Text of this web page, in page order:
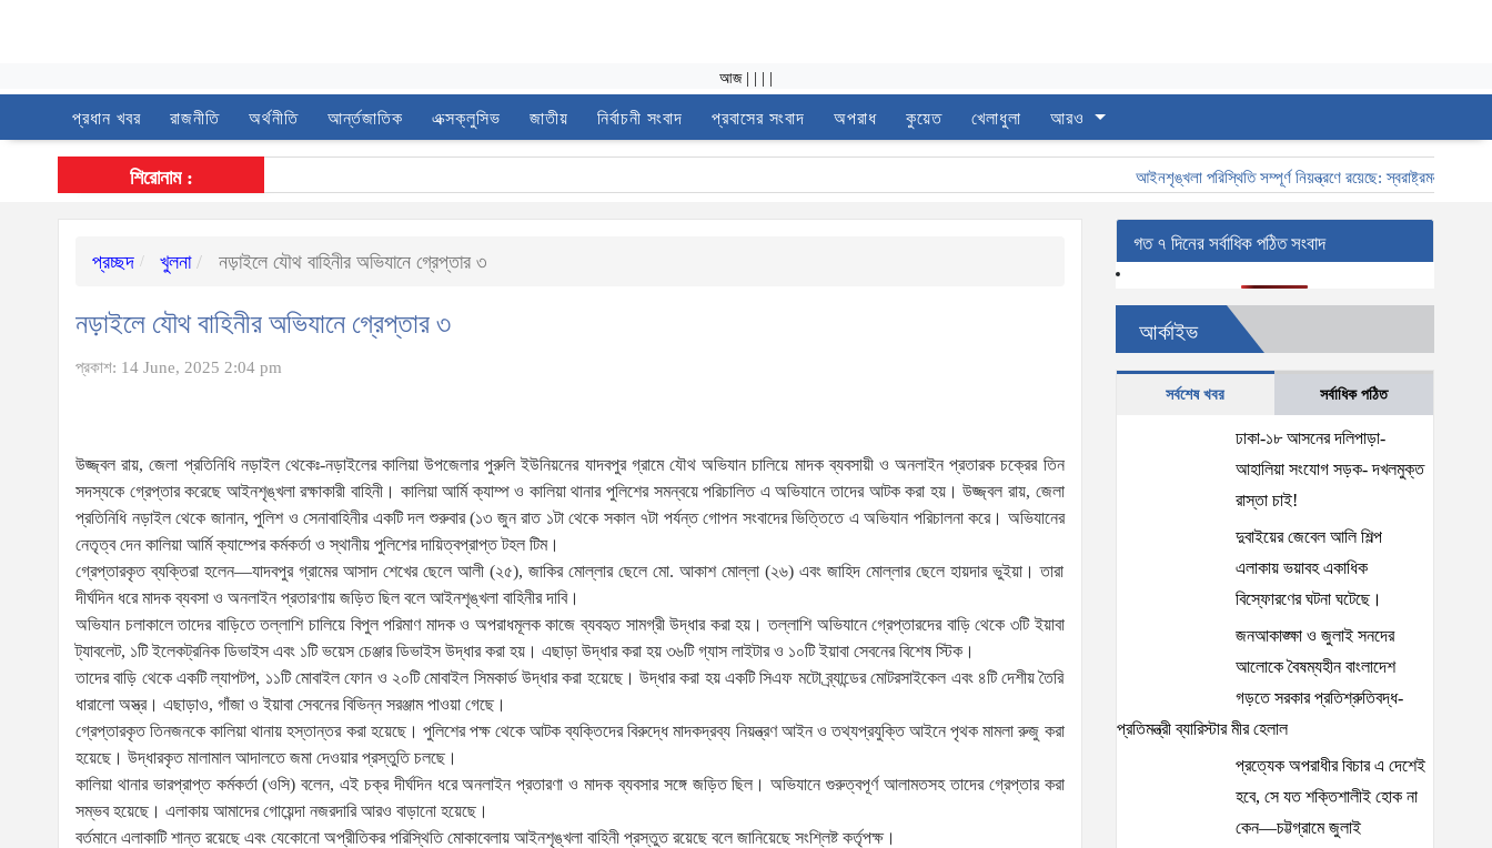
আজ
প্রধান খবর রাজনীতি অর্থনীতি আর্ন্তজাতিক এক্সক্লুসিভ জাতীয় নির্বাচনী সংবাদ প্রবাসের সংবাদ অপরাধ কুয়েত খেলাধুলা আরও
শিরোনাম : আইনশৃঙ্খলা পরিস্থিতি সম্পূর্ণ নিয়ন্ত্রণে রয়েছে: স্বরাষ্ট্রমন্ত্রী
প্রচ্ছদ খুলনা নড়াইলে যৌথ বাহিনীর অভিযানে গ্রেপ্তার ৩
নড়াইলে যৌথ বাহিনীর অভিযানে গ্রেপ্তার ৩
প্রকাশ: 14 June, 2025 2:04 pm
উজ্জ্বল রায়, জেলা প্রতিনিধি নড়াইল থেকেঃ-নড়াইলের কালিয়া উপজেলার পুরুলি ইউনিয়নের যাদবপুর গ্রামে যৌথ অভিযান চালিয়ে মাদক ব্যবসায়ী ও অনলাইন প্রতারক চক্রের তিন
সদস্যকে গ্রেপ্তার করেছে আইনশৃঙ্খলা রক্ষাকারী বাহিনী। কালিয়া আর্মি ক্যাম্প ও কালিয়া থানার পুলিশের সমন্বয়ে পরিচালিত এ অভিযানে তাদের আটক করা হয়। উজ্জ্বল রায়, জেলা
প্রতিনিধি নড়াইল থেকে জানান, পুলিশ ও সেনাবাহিনীর একটি দল শুরুবার (১৩ জুন রাত ১টা থেকে সকাল ৭টা পর্যন্ত গোপন সংবাদের ভিত্তিতে এ অভিযান পরিচালনা করে। অভিযানের
নেতৃত্ব দেন কালিয়া আর্মি ক্যাম্পের কর্মকর্তা ও স্থানীয় পুলিশের দায়িত্বপ্রাপ্ত টহল টিম।
গ্রেপ্তারকৃত ব্যক্তিরা হলেন—যাদবপুর গ্রামের আসাদ শেখের ছেলে আলী (২৫), জাকির মোল্লার ছেলে মো. আকাশ মোল্লা (২৬) এবং জাহিদ মোল্লার ছেলে হায়দার ভুইয়া। তারা
দীর্ঘদিন ধরে মাদক ব্যবসা ও অনলাইন প্রতারণায় জড়িত ছিল বলে আইনশৃঙ্খলা বাহিনীর দাবি।
অভিযান চলাকালে তাদের বাড়িতে তল্লাশি চালিয়ে বিপুল পরিমাণ মাদক ও অপরাধমূলক কাজে ব্যবহৃত সামগ্রী উদ্ধার করা হয়। তল্লাশি অভিযানে গ্রেপ্তারদের বাড়ি থেকে ৩টি ইয়াবা
ট্যাবলেট, ১টি ইলেকট্রনিক ডিভাইস এবং ১টি ভয়েস চেঞ্জার ডিভাইস উদ্ধার করা হয়। এছাড়া উদ্ধার করা হয় ৩৬টি গ্যাস লাইটার ও ১০টি ইয়াবা সেবনের বিশেষ স্টিক।
তাদের বাড়ি থেকে একটি ল্যাপটপ, ১১টি মোবাইল ফোন ও ২০টি মোবাইল সিমকার্ড উদ্ধার করা হয়েছে। উদ্ধার করা হয় একটি সিএফ মটো ব্র্যান্ডের মোটরসাইকেল এবং ৪টি দেশীয় তৈরি
ধারালো অস্ত্র। এছাড়াও, গাঁজা ও ইয়াবা সেবনের বিভিন্ন সরঞ্জাম পাওয়া গেছে।
গ্রেপ্তারকৃত তিনজনকে কালিয়া থানায় হস্তান্তর করা হয়েছে। পুলিশের পক্ষ থেকে আটক ব্যক্তিদের বিরুদ্ধে মাদকদ্রব্য নিয়ন্ত্রণ আইন ও তথ্যপ্রযুক্তি আইনে পৃথক মামলা রুজু করা
হয়েছে। উদ্ধারকৃত মালামাল আদালতে জমা দেওয়ার প্রস্তুতি চলছে।
কালিয়া থানার ভারপ্রাপ্ত কর্মকর্তা (ওসি) বলেন, এই চক্র দীর্ঘদিন ধরে অনলাইন প্রতারণা ও মাদক ব্যবসার সঙ্গে জড়িত ছিল। অভিযানে গুরুত্বপূর্ণ আলামতসহ তাদের গ্রেপ্তার করা
সম্ভব হয়েছে। এলাকায় আমাদের গোয়েন্দা নজরদারি আরও বাড়ানো হয়েছে।
বর্তমানে এলাকাটি শান্ত রয়েছে এবং যেকোনো অপ্রীতিকর পরিস্থিতি মোকাবেলায় আইনশৃঙ্খলা বাহিনী প্রস্তুত রয়েছে বলে জানিয়েছে সংশ্লিষ্ট কর্তৃপক্ষ।
গত ৭ দিনের সর্বাধিক পঠিত সংবাদ
আর্কাইভ
সর্বশেষ খবর সর্বাধিক পঠিত
ঢাকা-১৮ আসনের দলিপাড়া-
আহালিয়া সংযোগ সড়ক- দখলমুক্ত
রাস্তা চাই!
দুবাইয়ের জেবেল আলি শিল্প
এলাকায় ভয়াবহ একাধিক
বিস্ফোরণের ঘটনা ঘটেছে।
জনআকাঙ্ক্ষা ও জুলাই সনদের
আলোকে বৈষম্যহীন বাংলাদেশ
গড়তে সরকার প্রতিশ্রুতিবদ্ধ-
প্রতিমন্ত্রী ব্যারিস্টার মীর হেলাল
প্রত্যেক অপরাধীর বিচার এ দেশেই
হবে, সে যত শক্তিশালীই হোক না
কেন—চট্টগ্রামে জুলাই